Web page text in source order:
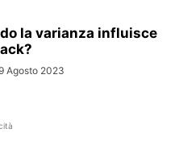
la varianza influisce
Agosto 2023